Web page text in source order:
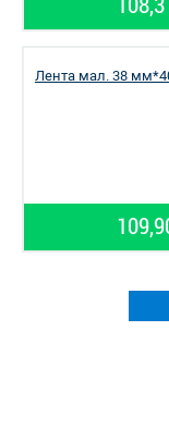
Лента мал. 38